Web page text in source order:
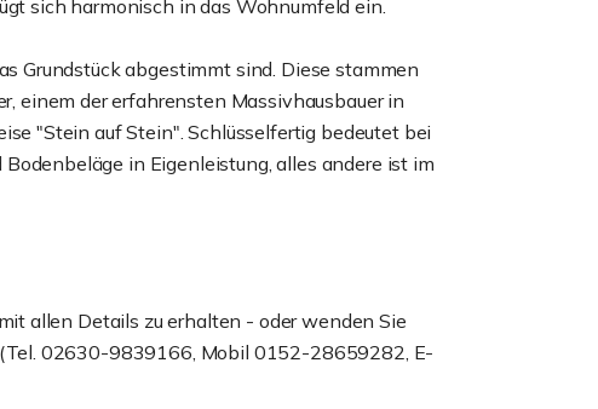
sich harmonisch in das Wohnumfeld ein.
Grundstück abgestimmt sind. Diese stammen
einem der erfahrensten Massivhausbauer in
"Stein auf Stein". Schlüsselfertig bedeutet bei
in Eigenleistung, alles andere ist im
allen Details zu erhalten - oder wenden Sie
02630-9839166, Mobil 0152-28659282, E-